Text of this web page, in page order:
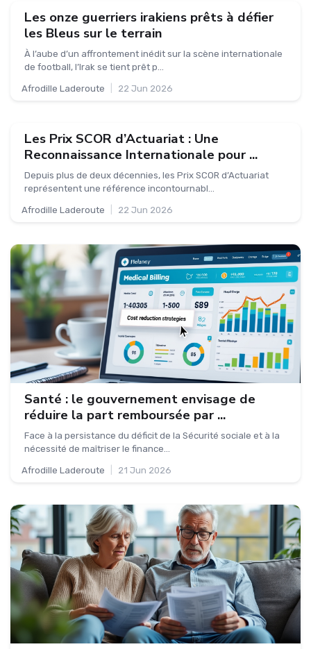
Les onze guerriers irakiens prêts à défier
les Bleus sur le terrain
À l’aube d’un affrontement inédit sur la scène internationale
de football, l’Irak se tient prêt p...
Afrodille Laderoute 22 Jun 2026
Les Prix SCOR d’Actuariat : Une
Reconnaissance Internationale pour ...
Depuis plus de deux décennies, les Prix SCOR d’Actuariat
représentent une référence incontournabl...
Afrodille Laderoute 22 Jun 2026
Santé : le gouvernement envisage de
réduire la part remboursée par ...
Face à la persistance du déficit de la Sécurité sociale et à la
nécessité de maîtriser le finance...
Afrodille Laderoute 21 Jun 2026